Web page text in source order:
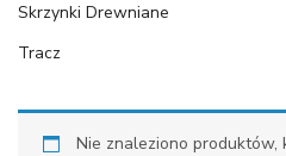
Skrzynki Drewniane
Tracz
Nie znaleziono produktów,